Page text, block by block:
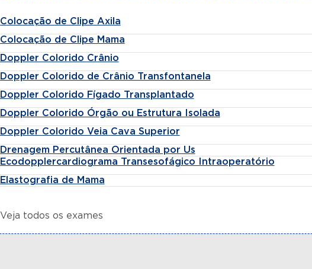
Colocação de Clipe Axila
Colocação de Clipe Mama
Doppler Colorido Crânio
Doppler Colorido de Crânio Transfontanela
Doppler Colorido Fígado Transplantado
Doppler Colorido Órgão ou Estrutura Isolada
Doppler Colorido Veia Cava Superior
Drenagem Percutânea Orientada por Us
Ecodopplercardiograma Transesofágico Intraoperatório
Elastografia de Mama
Veja todos os exames